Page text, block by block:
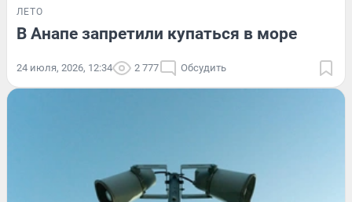
ЛЕТО
В Анапе запретили купаться в море
24 июля, 2026, 12:34 2 777 Обсудить